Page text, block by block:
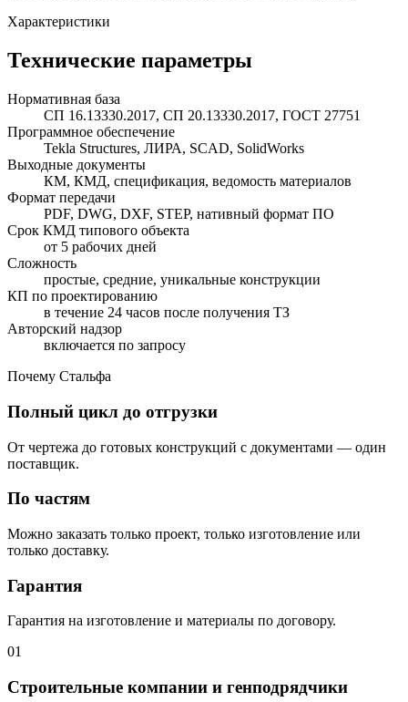
Характеристики
Технические параметры
Нормативная база
СП 16.13330.2017, СП 20.13330.2017, ГОСТ 27751
Программное обеспечение
Tekla Structures, ЛИРА, SCAD, SolidWorks
Выходные документы
КМ, КМД, спецификация, ведомость материалов
Формат передачи
PDF, DWG, DXF, STEP, нативный формат ПО
Срок КМД типового объекта
от 5 рабочих дней
Сложность
простые, средние, уникальные конструкции
КП по проектированию
в течение 24 часов после получения ТЗ
Авторский надзор
включается по запросу
Почему Стальфа
Полный цикл до отгрузки
От чертежа до готовых конструкций с документами — один
поставщик.
По частям
Можно заказать только проект, только изготовление или
только доставку.
Гарантия
Гарантия на изготовление и материалы по договору.
01
Строительные компании и генподрядчики